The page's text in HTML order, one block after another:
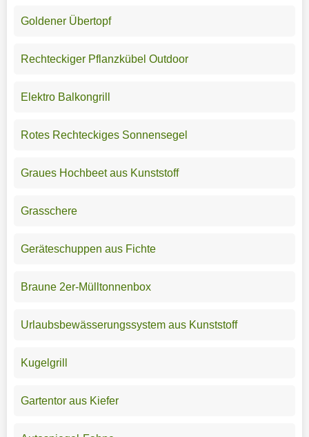
Goldener Übertopf
Rechteckiger Pflanzkübel Outdoor
Elektro Balkongrill
Rotes Rechteckiges Sonnensegel
Graues Hochbeet aus Kunststoff
Grasschere
Geräteschuppen aus Fichte
Braune 2er-Mülltonnenbox
Urlaubsbewässerungssystem aus Kunststoff
Kugelgrill
Gartentor aus Kiefer